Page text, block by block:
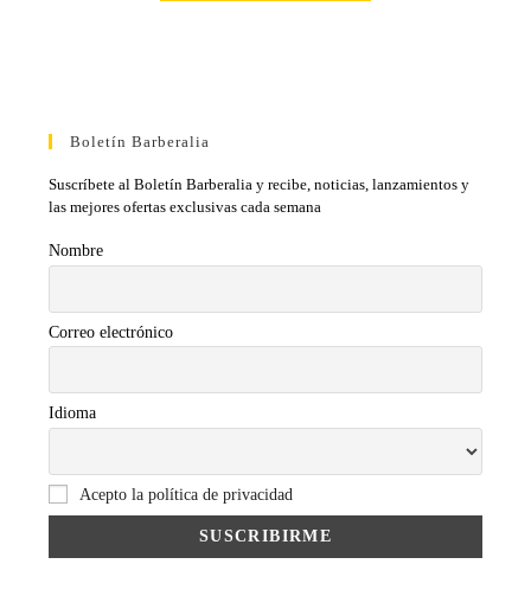
Boletín Barberalia
Suscríbete al Boletín Barberalia y recibe, noticias, lanzamientos y
las mejores ofertas exclusivas cada semana
Nombre
Correo electrónico
Idioma
Acepto la política de privacidad